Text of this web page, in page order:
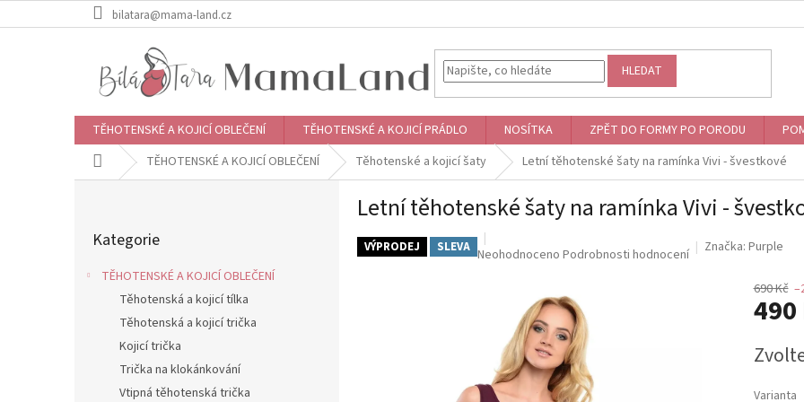
na
bilatara@mama-land.cz
HLEDAT
TĚHOTENSKÉ A KOJICÍ OBLEČENÍ TĚHOTENSKÉ A KOJICÍ PRÁDLO NOSÍTKA ZPĚT DO FORMY PO PORODU
Domů TĚHOTENSKÉ A KOJICÍ OBLEČENÍ Těhotenské a kojicí šaty Letní těhotenské šaty na ramínka Vivi - švestkové
kategorie
Kategorie
TĚHOTENSKÉ A KOJICÍ OBLEČENÍ
Těhotenská a kojicí tílka
Těhotenská a kojicí trička
Kojicí trička
Trička na klokánkování
Vtipná těhotenská trička
Letní těhotenské šaty na ramínka Vivi -
VÝPRODEJ SLEVA Průměrné
hvězdiček.
Neohodnoceno Podrobnosti hodnocení Značka: Purple
690 Kč
490
cena:
Varianta